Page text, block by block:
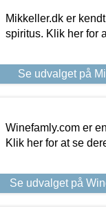
Mikkeller.dk er
spiritus. Klik her for
Se udvalget på
Winefamly.com er
Klik her for at se
Se udvalget på